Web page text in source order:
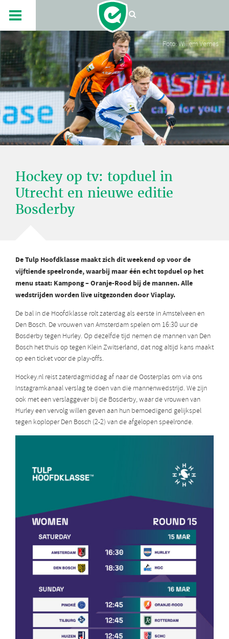
Foto: Willem Vernes
Hockey op tv: topduel in
Utrecht en nieuwe editie
Bosderby
De Tulp Hoofdklasse maakt zich dit weekend op voor de
vijftiende speelronde, waarbij maar één echt topduel op het
menu staat: Kampong – Oranje-Rood bij de mannen. Alle
wedstrijden worden live uitgezonden door Viaplay.
De bal in de Hoofdklasse rolt zaterdag als eerste in Amstelveen en
Den Bosch. De vrouwen van Amsterdam spelen om 16:30 uur de
Bosderby tegen Hurley. Op dezelfde tijd nemen de mannen van Den
Bosch het thuis op tegen Klein Zwitserland, dat nog altijd kans maakt
op een ticket voor de play-offs.
Hockey.nl reist zaterdagmiddag af naar de Oosterplas om via ons
Instagramkanaal verslag te doen van die mannenwedstrijd. We zijn
ook met een verslaggever bij de Bosderby, waar de vrouwen van
Hurley een vervolg willen geven aan hun bemoedigend gelijkspel
tegen koploper Den Bosch (2-2) van de afgelopen speelronde.